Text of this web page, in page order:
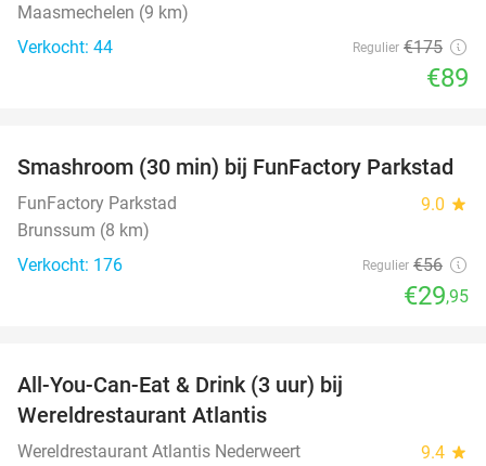
Maasmechelen (9 km)
Verkocht: 44
Regulier €175
€89
47%
Smashroom (30 min) bij FunFactory Parkstad
FunFactory Parkstad 9.0 star
Brunssum (8 km)
Verkocht: 176
Regulier €56
€29,95
All-You-Can-Eat & Drink (3 uur) bij
Wereldrestaurant Atlantis
Wereldrestaurant Atlantis Nederweert 9.4 star